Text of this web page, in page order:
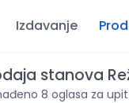
Izdavanje
stanova
8 oglasa za upit